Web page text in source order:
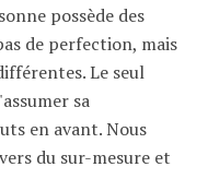
possède des
de perfection, mais
Le seul
sa
en avant. Nous
du sur-mesure et